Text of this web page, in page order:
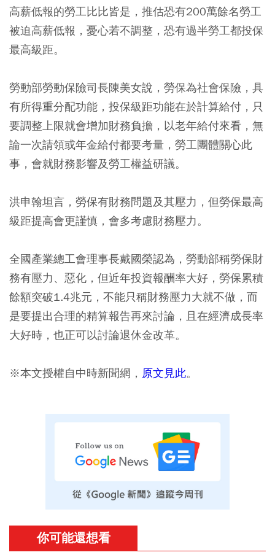
高薪低報的勞工比比皆是，推估恐有200萬餘名勞工
被迫高薪低報，憂心若不調整，恐有過半勞工都投保
最高級距。
勞動部勞動保險司長陳美女說，勞保為社會保險，具
有所得重分配功能，投保級距功能在於計算給付，只
要調整上限就會增加財務負擔，以老年給付來看，無
論一次請領或年金給付都要考量，勞工團體關心此
事，會就財務影響及勞工權益研議。
洪申翰坦言，勞保有財務問題及其壓力，但勞保最高
級距提高會更謹慎，會多考慮財務壓力。
全國產業總工會理事長戴國榮認為，勞動部稱勞保財
務有壓力、惡化，但近年投資報酬率大好，勞保累積
餘額突破1.4兆元，不能只稱財務壓力大就不做，而
是要提出合理的精算報告再來討論，且在經濟成長率
大好時，也正可以討論退休金改革。
※本文授權自中時新聞網， 原文見此。